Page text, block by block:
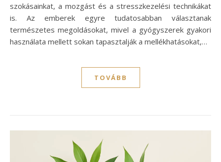
szokásainkat, a mozgást és a stresszkezelési technikákat
is. Az emberek egyre tudatosabban választanak
természetes megoldásokat, mivel a gyógyszerek gyakori
használata mellett sokan tapasztalják a mellékhatásokat,…
TOVÁBB